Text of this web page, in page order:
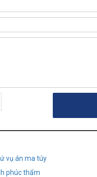
vụ án ma túy
phúc thẩm